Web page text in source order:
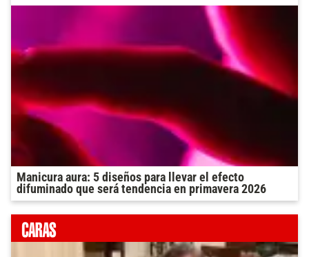
Manicura aura: 5 diseños para llevar el efecto
difuminado que será tendencia en primavera 2026